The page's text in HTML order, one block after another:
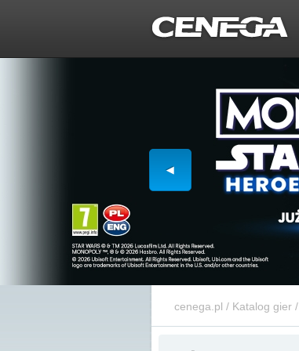
cenega.pl / Katalog gier/